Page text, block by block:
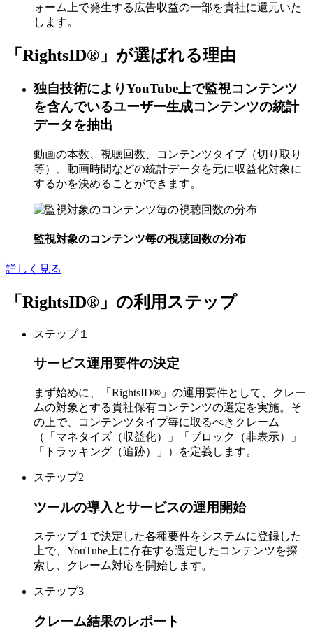
ォーム上で発生する広告収益の一部を貴社に還元いた
します。
「RightsID®」が選ばれる理由
独自技術によりYouTube上で監視コンテンツ
を含んでいるユーザー生成コンテンツの統計
データを抽出
動画の本数、視聴回数、コンテンツタイプ（切り取り
等）、動画時間などの統計データを元に収益化対象に
するかを決めることができます。
監視対象のコンテンツ毎の視聴回数の分布
詳しく見る
「RightsID®」の利用ステップ
ステップ１
サービス運用要件の決定
まず始めに、「RightsID®」の運用要件として、クレー
ムの対象とする貴社保有コンテンツの選定を実施。そ
の上で、コンテンツタイプ毎に取るべきクレーム
（「マネタイズ（収益化）」「ブロック（非表示）」
「トラッキング（追跡）」）を定義します。
ステップ2
ツールの導入とサービスの運用開始
ステップ１で決定した各種要件をシステムに登録した
上で、YouTube上に存在する選定したコンテンツを探
索し、クレーム対応を開始します。
ステップ3
クレーム結果のレポート